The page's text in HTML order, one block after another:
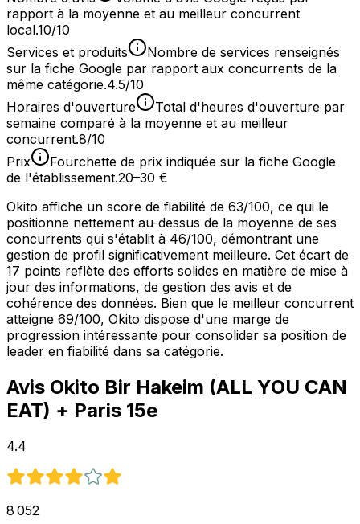
rapport à la moyenne et au meilleur concurrent
local.10/10
Services et produits
Nombre de services renseignés
sur la fiche Google par rapport aux concurrents de la
même catégorie.4.5/10
Horaires d'ouverture
Total d'heures d'ouverture par
semaine comparé à la moyenne et au meilleur
concurrent.8/10
Prix
Fourchette de prix indiquée sur la fiche Google
de l'établissement.20–30 €
Okito affiche un score de fiabilité de 63/100, ce qui le
positionne nettement au-dessus de la moyenne de ses
concurrents qui s'établit à 46/100, démontrant une
gestion de profil significativement meilleure. Cet écart de
17 points reflète des efforts solides en matière de mise à
jour des informations, de gestion des avis et de
cohérence des données. Bien que le meilleur concurrent
atteigne 69/100, Okito dispose d'une marge de
progression intéressante pour consolider sa position de
leader en fiabilité dans sa catégorie.
Avis Okito Bir Hakeim (ALL YOU CAN
EAT) + Paris 15e
4.4
8 052